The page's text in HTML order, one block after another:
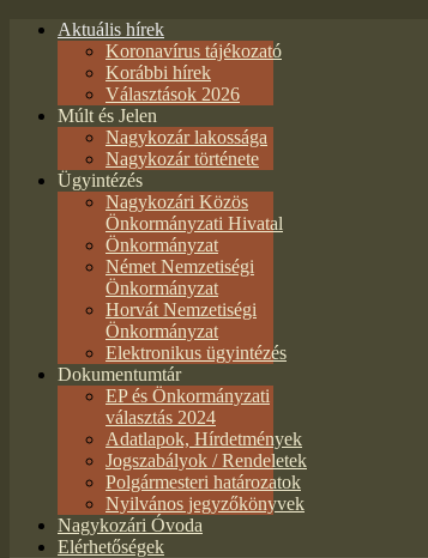
Aktuális hírek
Koronavírus tájékozató
Korábbi hírek
Választások 2026
Múlt és Jelen
Nagykozár lakossága
Nagykozár története
Ügyintézés
Nagykozári Közös
Önkormányzati Hivatal
Önkormányzat
Német Nemzetiségi
Önkormányzat
Horvát Nemzetiségi
Önkormányzat
Elektronikus ügyintézés
Dokumentumtár
EP és Önkormányzati
választás 2024
Adatlapok, Hírdetmények
Jogszabályok / Rendeletek
Polgármesteri határozatok
Nyilvános jegyzőkönyvek
Nagykozári Óvoda
Elérhetőségek